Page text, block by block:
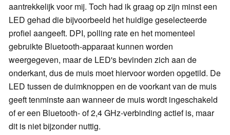
aantrekkelijk voor mij. Toch had ik graag op zijn minst een
LED gehad die bijvoorbeeld het huidige geselecteerde
profiel aangeeft. DPI, polling rate en het momenteel
gebruikte Bluetooth-apparaat kunnen worden
weergegeven, maar de LED's bevinden zich aan de
onderkant, dus de muis moet hiervoor worden opgetild. De
LED tussen de duimknoppen en de voorkant van de muis
geeft tenminste aan wanneer de muis wordt ingeschakeld
of er een Bluetooth- of 2,4 GHz-verbinding actief is, maar
dit is niet bijzonder nuttig.